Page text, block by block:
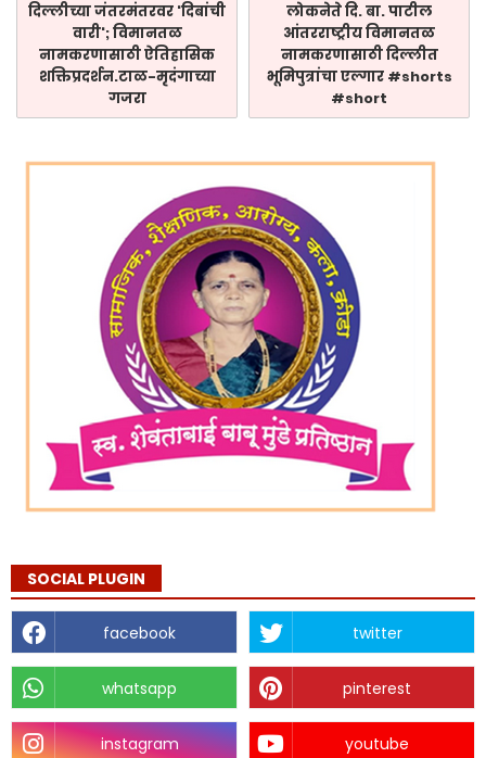
दिल्लीच्या जंतरमंतरवर 'दिबांची
वारी'; विमानतळ
नामकरणासाठी ऐतिहासिक
शक्तिप्रदर्शन.टाळ-मृदंगाच्या
गजरा
लोकनेते दि. बा. पाटील
आंतरराष्ट्रीय विमानतळ
नामकरणासाठी दिल्लीत
भूमिपुत्रांचा एल्गार #shorts
#short
SOCIAL PLUGIN
facebook twitter
whatsapp pinterest
instagram youtube